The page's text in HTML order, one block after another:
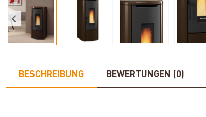
BESCHREIBUNG BEWERTUNGEN (0)